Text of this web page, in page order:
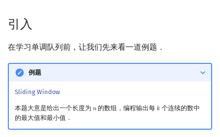
始
搜
索
关于本项目
如何参与
OI Wiki 不是什么
格式手册
数学符号表
赛事
题型
学习路线
学习资源
技巧
常见错误
常见技巧
代码编辑工具
VS Code
Atom
Notepad++
评测工具 Cena
CCR Plus
命令行
命令行编译与调试
编译器
Generator
Validator
Checker
C++ 基础
变量
运算
高级数据类型
C++ 标准库 STL 算法
bitset
pair
C++ 进阶
值类别
重载运算符
常量
C++ 与其他常用语言的区别
Pascal 转 C++ 急救
复杂度
枚举
模拟
递归 & 分治
贪心
冒泡排序
插入排序
基数排序
DFS（搜索）
BFS（搜索）
双向搜索
启发式搜索
A*
动态规划基础
记忆化搜索
背包 DP
区间 DP
DAG 上的 DP
斜率优化
四边形不等式优化
WQS 二分
字符串基础
标准库
字符串匹配
字符串哈希
字典树 (Trie)
布尔代数
数字系统 平衡三进制
格雷码
位操作
二进制集合操作
高精度计算
素数
最大公约数
筛法
快速傅里叶变换
快速数论变换
Chirp Z 变换
容斥原理
斐波那契数列
卡特兰数
内积和外积
矩阵
行列式
环论
域论
随机变量
随机变量的数字特征
零和游戏
非公平组合游戏
高斯消元
牛顿迭代法
并查集复杂度
二叉堆
配对堆
左偏树
块状数组
块状链表
树分块
Sqrt Tree
定义
例题分析
解释
过程
线段树合并 & 分裂
李超线段树
猫树
区间最值操作 & 区间历史最
Kinetic Tournament Tree
Treap
Splay 树
WBLT
替罪羊树
笛卡尔树
可持久化线段树
可持久化块状数组
可持久化平衡树
可持久化字典树
可持久化可并堆
平衡树套线段树
线段树套平衡树
树状数组套权值线段树
分块套树状数组
全局平衡二叉树
Euler Tour Tree
Top Tree
图论相关概念
图的存储
DFS（图论）
BFS（图论）
树上问题
树的中心
树的重心
树链剖分
k 短路
同余最短路
最小直径生成树
割点和桥
圆方树
最小割
费用流
Stoer–Wagner 算法
二分图最大权匹配
一般图最大匹配
稳定匹配
二维计算几何基础
三维计算几何基础
距离
Pick 定理
三角剖分
离散化
双指针
离线算法
整体二分
莫队算法
分数规划
随机化
爬山算法
模拟退火
并查集应用
括号序列
线段树与离线询问
引入
在学习单调队列前，让我们先来看一道例题．
例题
Sliding Window
本题大意是给出一个长度为 𝑛
n的数组，编程输出每𝑘
k个连续的数中
的最大值和最小值．